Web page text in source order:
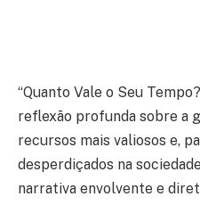
“Quanto Vale o Seu
reflexão profunda sobre a
recursos mais valiosos e,
desperdiçados na
narrativa envolvente e